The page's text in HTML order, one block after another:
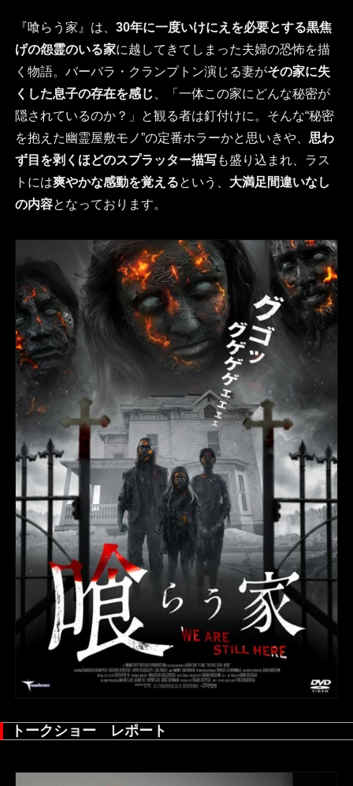
『喰らう家』は、 30年に一度いけにえを必要とする黒焦
げの怨霊のいる家に越してきてしまった夫婦の恐怖を描
く物語。バーバラ・クランプトン演じる妻がその家に失
くした息子の存在を感じ 、「一体この家にどんな秘密が
隠されているのか？」と観る者は釘付けに。そんな“秘密
を抱えた幽霊屋敷モノ”の定番ホラーかと思いきや、 思わ
ず目を剥くほどのスプラッター描写も盛り込まれ、ラス
トには爽やかな感動を覚えるという、 大満足間違いなし
の内容となっております。
トークショー レポート